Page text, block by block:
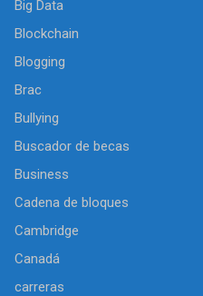
Big Data
Blockchain
Blogging
Brac
Bullying
Buscador de becas
Business
Cadena de bloques
Cambridge
Canadá
carreras